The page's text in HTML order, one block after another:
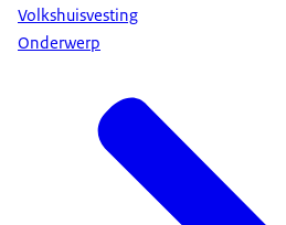
Volkshuisvesting
Onderwerp